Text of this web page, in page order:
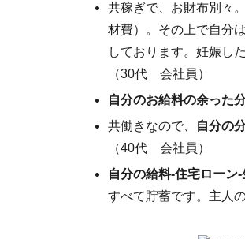
共稼ぎで、お財布別々。
材費）。その上で自分
しております。妊娠し
（30代 会社員）
自分のお給料の余った分
共働きなので、
自分の
（40代 会社員）
自分の給料‐住宅ローン
すべて貯蓄です。主人